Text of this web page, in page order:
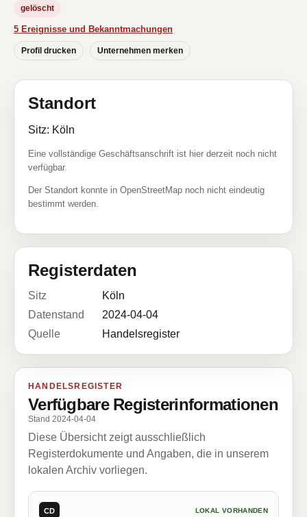
gelöscht
5 Ereignisse und Bekanntmachungen
Profil drucken Unternehmen merken
Standort
Sitz: Köln
Eine vollständige Geschäftsanschrift ist hier derzeit noch nicht
verfügbar.
Der Standort konnte in OpenStreetMap noch nicht eindeutig
bestimmt werden.
Registerdaten
Sitz
Köln
Datenstand
2024-04-04
Quelle
Handelsregister
HANDELSREGISTER
Verfügbare Registerinformationen
Stand 2024-04-04
Diese Übersicht zeigt ausschließlich
Registerdokumente und Angaben, die in unserem
lokalen Archiv vorliegen.
CD LOKAL VORHANDEN